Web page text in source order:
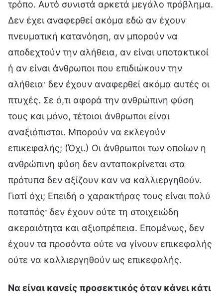
Να είναι κανείς προσεκτικός όταν κάνει κάτι